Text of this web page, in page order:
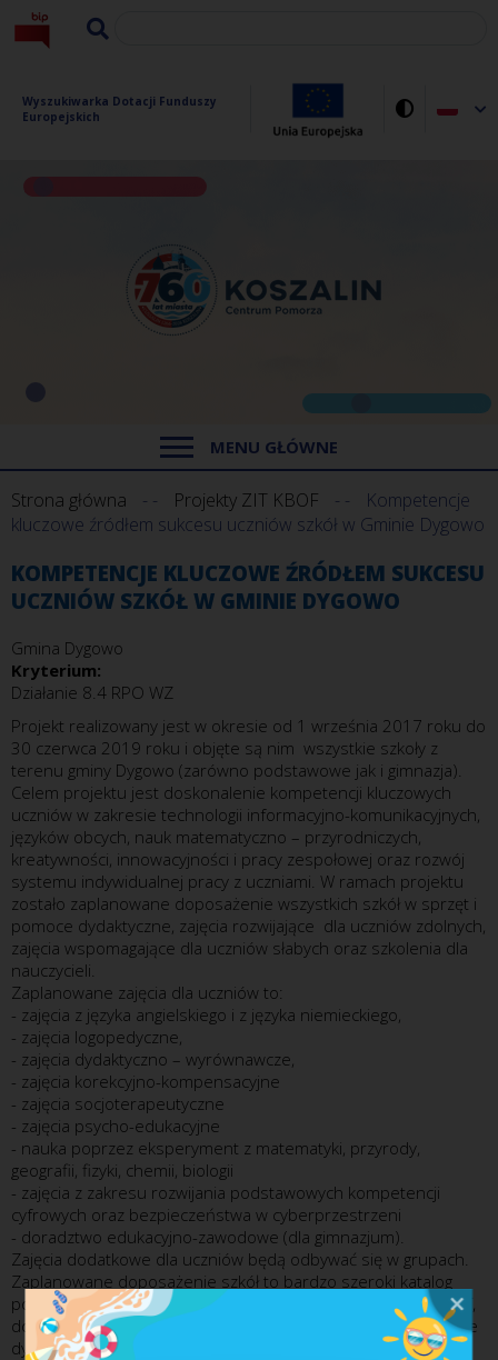
Wyszukiwarka Dotacji Funduszy
Europejskich
MENU GŁÓWNE
Strona główna Projekty ZIT KBOF
Kompetencje
kluczowe źródłem sukcesu uczniów szkół w Gminie Dygowo
KOMPETENCJE KLUCZOWE ŹRÓDŁEM SUKCESU
UCZNIÓW SZKÓŁ W GMINIE DYGOWO
Gmina Dygowo
Kryterium:
Działanie 8.4 RPO WZ
Projekt realizowany jest w okresie od 1 września 2017 roku do
30 czerwca 2019 roku i objęte są nim wszystkie szkoły z
terenu gminy Dygowo (zarówno podstawowe jak i gimnazja).
Celem projektu jest doskonalenie kompetencji kluczowych
uczniów w zakresie technologii informacyjno-komunikacyjnych,
języków obcych, nauk matematyczno – przyrodniczych,
kreatywności, innowacyjności i pracy zespołowej oraz rozwój
systemu indywidualnej pracy z uczniami. W ramach projektu
zostało zaplanowane doposażenie wszystkich szkół w sprzęt i
pomoce dydaktyczne, zajęcia rozwijające dla uczniów zdolnych,
zajęcia wspomagające dla uczniów słabych oraz szkolenia dla
nauczycieli.
Zaplanowane zajęcia dla uczniów to:
- zajęcia z języka angielskiego i z języka niemieckiego,
- zajęcia logopedyczne,
- zajęcia dydaktyczno – wyrównawcze,
- zajęcia korekcyjno-kompensacyjne
- zajęcia socjoterapeutyczne
- zajęcia psycho-edukacyjne
- nauka poprzez eksperyment z matematyki, przyrody,
geografii, fizyki, chemii, biologii
- zajęcia z zakresu rozwijania podstawowych kompetencji
cyfrowych oraz bezpieczeństwa w cyberprzestrzeni
- doradztwo edukacyjno-zawodowe (dla gimnazjum).
Zajęcia dodatkowe dla uczniów będą odbywać się w grupach.
Zaplanowane doposażenie szkół to bardzo szeroki katalog
począwszy od tablic interaktywnych, wizualizerów, sprzętu ICT,
do drobnych akcesoriów, przedmiotów stanowiących pomoce
dydaktyczne.